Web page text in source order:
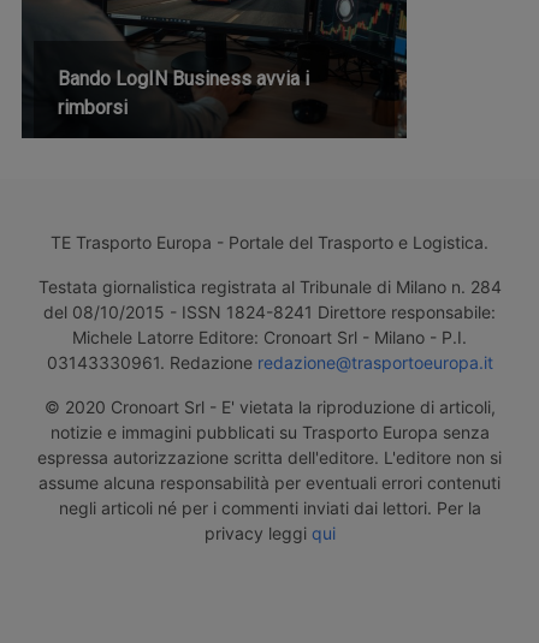
Bando LogIN Business avvia i
rimborsi
TE Trasporto Europa - Portale del Trasporto e Logistica.
Testata giornalistica registrata al Tribunale di Milano n. 284
del 08/10/2015 - ISSN 1824-8241 Direttore responsabile:
Michele Latorre Editore: Cronoart Srl - Milano - P.I.
03143330961. Redazione redazione@trasportoeuropa.it
© 2020 Cronoart Srl - E' vietata la riproduzione di articoli,
notizie e immagini pubblicati su Trasporto Europa senza
espressa autorizzazione scritta dell'editore. L'editore non si
assume alcuna responsabilità per eventuali errori contenuti
negli articoli né per i commenti inviati dai lettori. Per la
privacy leggi qui